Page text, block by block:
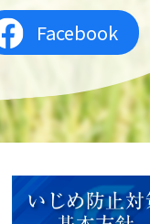
Facebook